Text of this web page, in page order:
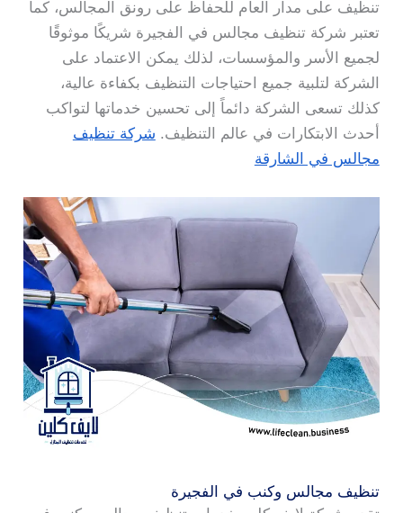
تنظيف على مدار العام للحفاظ على رونق المجالس، كما
تعتبر شركة تنظيف مجالس في الفجيرة شريكًا موثوقًا
لجميع الأسر والمؤسسات، لذلك يمكن الاعتماد على
الشركة لتلبية جميع احتياجات التنظيف بكفاءة عالية،
كذلك تسعى الشركة دائماً إلى تحسين خدماتها لتواكب
أحدث الابتكارات في عالم التنظيف. شركة تنظيف
مجالس في الشارقة
تنظيف مجالس وكنب في الفجيرة